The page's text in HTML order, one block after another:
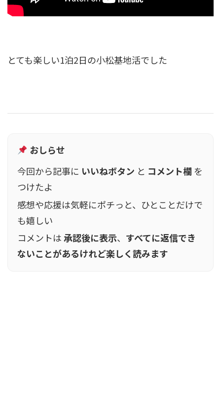
とても楽しい1泊2日の小松基地活でした
おしらせ
今回から記事に いいねボタン と コメント欄 を
つけたよ
感想や応援は気軽にポチっと、ひとことだけで
も嬉しい
コメントは承認後に表示、 すべてに返信でき
ないことがあるけれど楽しく読みます